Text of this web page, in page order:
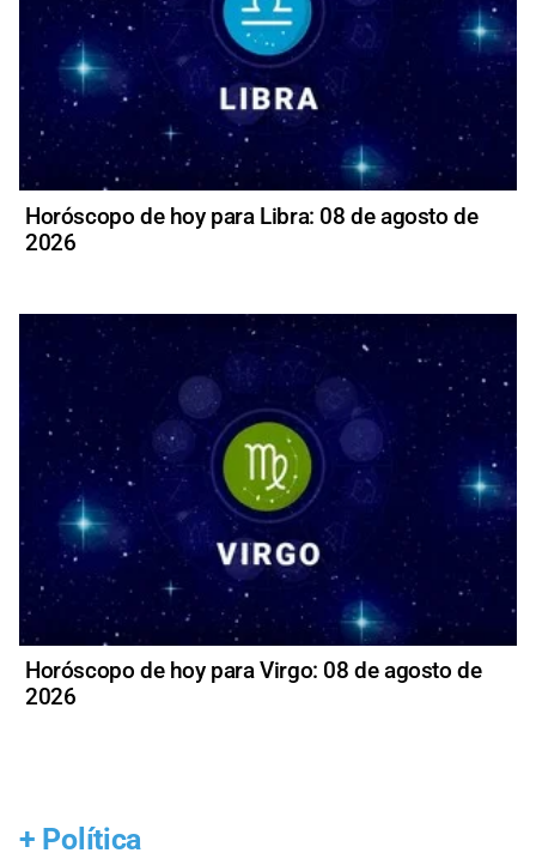
Horóscopo de hoy para Libra: 08 de agosto de
2026
Horóscopo de hoy para Virgo: 08 de agosto de
2026
+ Política